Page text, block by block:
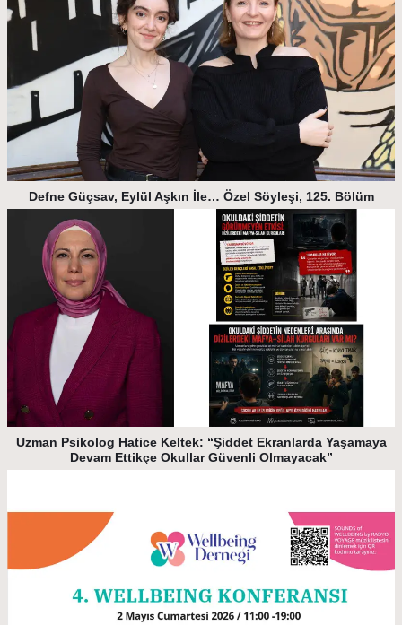
Defne Güçsav, Eylül Aşkın İle… Özel Söyleşi, 125. Bölüm
Uzman Psikolog Hatice Keltek: “Şiddet Ekranlarda Yaşamaya
Devam Ettikçe Okullar Güvenli Olmayacak”